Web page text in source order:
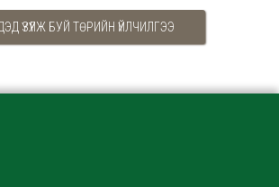
ҮЗҮҮЛЖ БУЙ ТӨРИЙН ҮЙЛЧИЛГЭЭ